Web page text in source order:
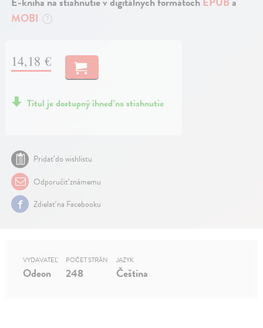
MOBI
?
14,18 €
Titul je dostupný ihneď na stiahnutie
Pridať do wishlistu
Odporučiť známemu
Zdielať na Facebooku
VYDAVATEĽ
Odeon
POČET STRÁN
248
JAZYK
Čeština